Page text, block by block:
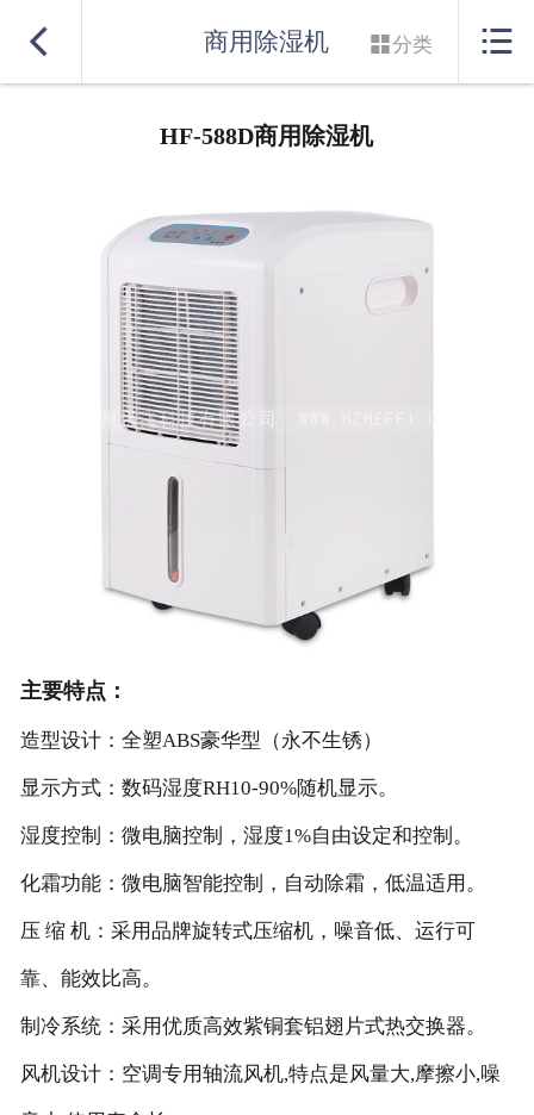
除湿机
加湿机
非标机
特殊定制
 商用除湿机 分类 
HF-588D商用除湿机
主要特点：
造型设计：全塑ABS豪华型（永不生锈）
显示方式：数码湿度RH10-90%随机显示。
湿度控制：微电脑控制，湿度1%自由设定和控制。
化霜功能：微电脑智能控制，自动除霜，低温适用。
压 缩 机：采用品牌旋转式压缩机，噪音低、运行可
靠、能效比高。
制冷系统：采用优质高效紫铜套铝翅片式热交换器。
风机设计：空调专用轴流风机,特点是风量大,摩擦小,噪